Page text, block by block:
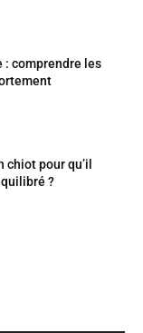
: comprendre les
pour qu’il
?